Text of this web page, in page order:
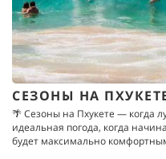
СЕЗОНЫ НА
🌴 Сезоны на Пхукете — когда
идеальная погода, когда
будет максимально